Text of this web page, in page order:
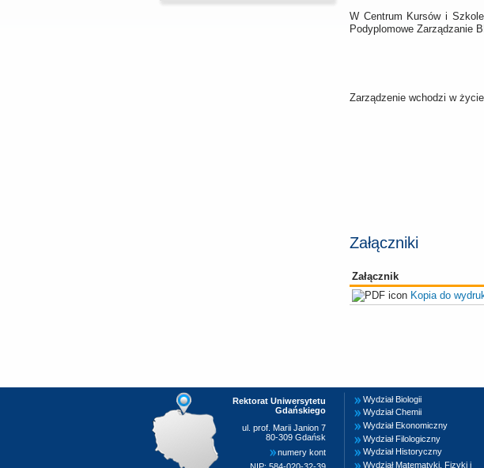
W Centrum Kursów i
Podyplomowe Zarządzanie
Zarządzenie wchodzi w
Załączniki
Załącznik
Kopia do
Rektorat Uniwersytetu
Gdańskiego
ul. prof. Marii Janion 7
80-309 Gdańsk
numery kont
Wydział Biologii
Wydział Chemii
Wydział Ekonomiczny
Wydział Filologiczny
Wydział Historyczny
Wydział Matematyki, Fizyki i